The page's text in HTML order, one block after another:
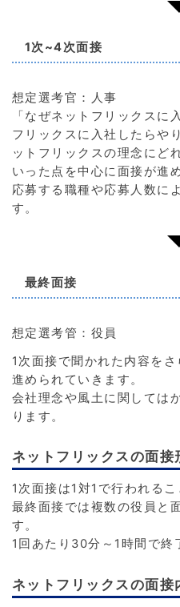
1次~4次面接
想定選考官：人事
「なぜネットフリックスに
フリックスに入社したらや
ットフリックスの理念にど
いった点を中心に面接が進
応募する職種や応募人数に
す。
最終面接
想定選考管：役員
1次面接で聞かれた内容を
進められていきます。
会社理念や風土に関しては
ります。
ネットフリックスの面接
1次面接は1対1で行われるこ
最終面接では複数の役員と
す。
1回あたり30分～1時間で終
ネットフリックスの面接